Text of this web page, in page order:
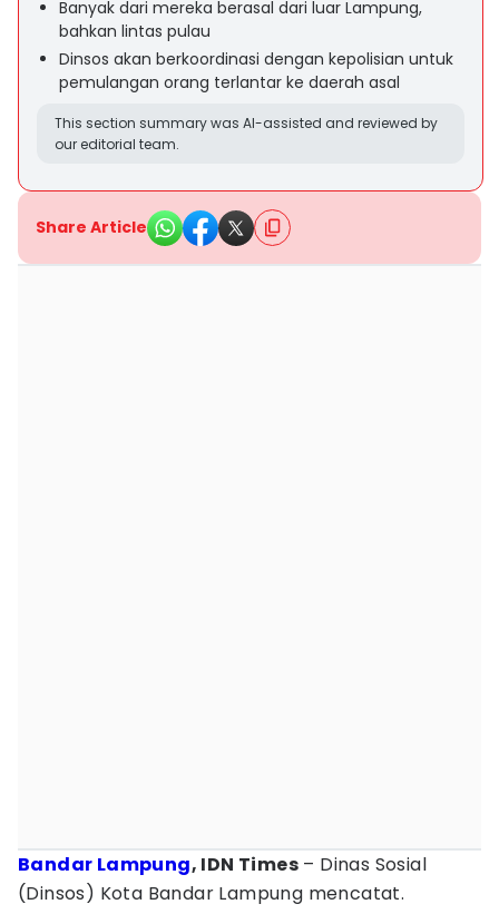
Banyak dari mereka berasal dari luar Lampung,
bahkan lintas pulau
Dinsos akan berkoordinasi dengan kepolisian untuk
pemulangan orang terlantar ke daerah asal
This section summary was AI-assisted and reviewed by
our editorial team.
Share Article
Bandar Lampung, IDN Times – Dinas Sosial
(Dinsos) Kota Bandar Lampung mencatat.